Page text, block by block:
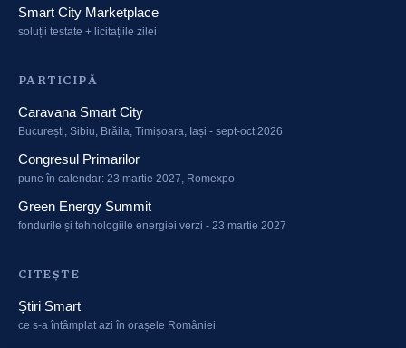
Smart City Marketplace
soluții testate + licitațiile zilei
PARTICIPĂ
Caravana Smart City
București, Sibiu, Brăila, Timișoara, Iași - sept-oct 2026
Congresul Primarilor
pune în calendar: 23 martie 2027, Romexpo
Green Energy Summit
fondurile și tehnologiile energiei verzi - 23 martie 2027
CITEȘTE
Știri Smart
ce s-a întâmplat azi în orașele României